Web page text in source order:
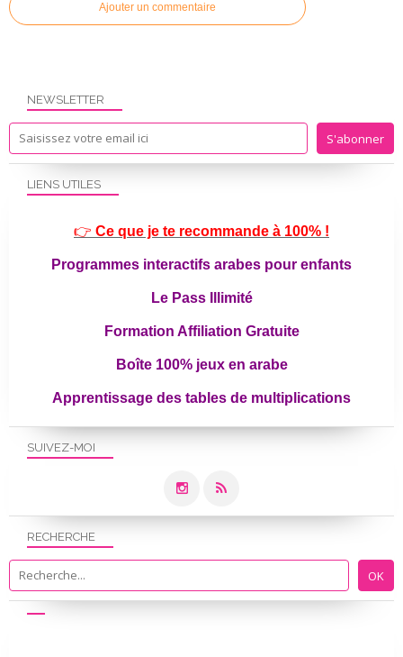
Ajouter un commentaire
NEWSLETTER
SUIVEZ-MOI
RECHERCHE
LIENS UTILES
👉 Ce que je te recommande à 100% !
Programmes interactifs arabes pour enfants
Le Pass Illimité
Formation Affiliation Gratuite
Boîte 100% jeux en arabe
Apprentissage des tables de multiplications